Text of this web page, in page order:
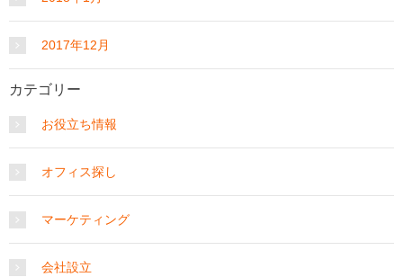
2017年12月
カテゴリー
お役立ち情報
オフィス探し
マーケティング
会社設立